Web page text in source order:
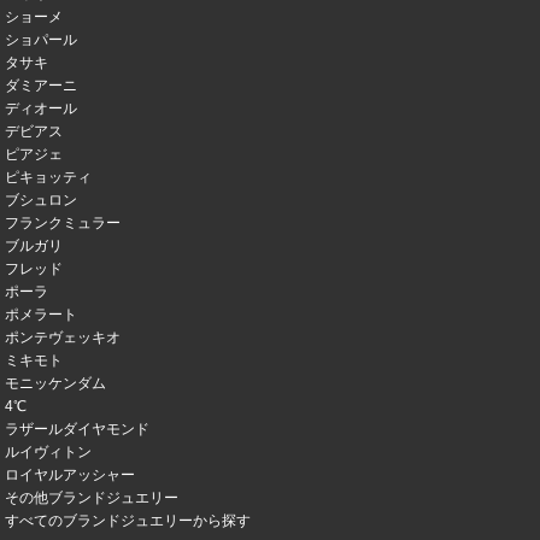
ショーメ
ショパール
タサキ
ダミアーニ
ディオール
デビアス
ピアジェ
ピキョッティ
ブシュロン
フランクミュラー
ブルガリ
フレッド
ポーラ
ポメラート
ポンテヴェッキオ
ミキモト
モニッケンダム
4℃
ラザールダイヤモンド
ルイヴィトン
ロイヤルアッシャー
その他ブランドジュエリー
すべてのブランドジュエリーから探す